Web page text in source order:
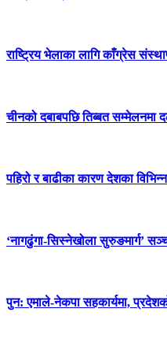
राष्ट्रिय भेलाका लागि काँग्रेस
चीनको दबाबपछि तिब्बत सम्मेलनमा
पहिरो र बाढीका कारण देशका
‘नागढुंगा-सिस्नेखोला सुरुङमार्ग’
पुन: एमाले-नेकपा सहकार्यमा,